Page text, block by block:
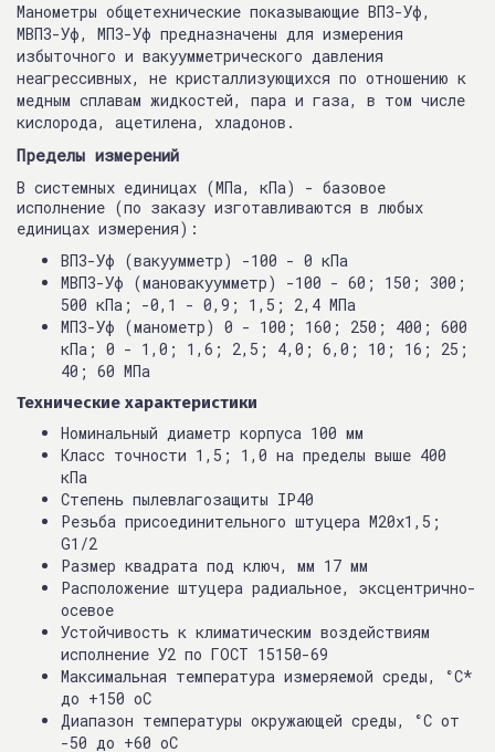
Манометры общетехнические показывающие ВП3-Уф,
МВП3-Уф, МП3-Уф предназначены для измерения
избыточного и вакуумметрического давления
неагрессивных, не кристаллизующихся по отношению к
медным сплавам жидкостей, пара и газа, в том числе
кислорода, ацетилена, хладонов.
Пределы измерений
В системных единицах (МПа, кПа) - базовое
исполнение (по заказу изготавливаются в любых
единицах измерения):
ВП3-Уф (вакуумметр) -100 - 0 кПа
МВП3-Уф (мановакуумметр) -100 - 60; 150; 300;
500 кПа; -0,1 - 0,9; 1,5; 2,4 МПа
МП3-Уф (манометр) 0 - 100; 160; 250; 400; 600
кПа; 0 - 1,0; 1,6; 2,5; 4,0; 6,0; 10; 16; 25;
40; 60 МПа
Технические характеристики
Номинальный диаметр корпуса 100 мм
Класс точности 1,5; 1,0 на пределы выше 400
кПа
Степень пылевлагозащиты IP40
Резьба присоединительного штуцера М20х1,5;
G1/2
Размер квадрата под ключ, мм 17 мм
Расположение штуцера радиальное, эксцентрично-
осевое
Устойчивость к климатическим воздействиям
исполнение У2 по ГОСТ 15150-69
Максимальная температура измеряемой среды, °С*
до +150 оС
Диапазон температуры окружающей среды, °С от
-50 до +60 оС